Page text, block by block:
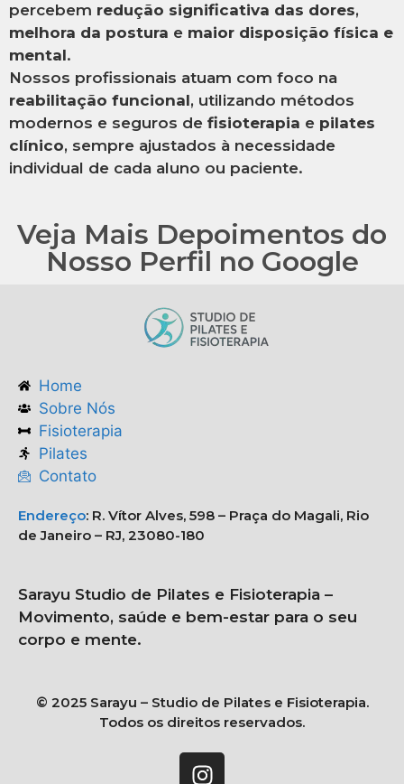
percebem redução significativa das dores,
melhora da postura e maior disposição física e
mental.
Nossos profissionais atuam com foco na
reabilitação funcional, utilizando métodos
modernos e seguros de fisioterapia e pilates
clínico, sempre ajustados à necessidade
individual de cada aluno ou paciente.
Veja Mais Depoimentos do
Nosso Perfil no Google
Home
Sobre Nós
Fisioterapia
Pilates
Contato
Endereço: R. Vítor Alves, 598 – Praça do Magali, Rio
de Janeiro – RJ, 23080-180
Sarayu Studio de Pilates e Fisioterapia –
Movimento, saúde e bem-estar para o seu
corpo e mente.
© 2025 Sarayu – Studio de Pilates e Fisioterapia.
Todos os direitos reservados.